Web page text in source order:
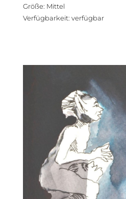
Größe: Mittel
Verfügbarkeit: verfügbar